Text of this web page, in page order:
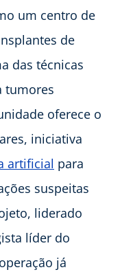
um centro de
de
das técnicas
tumores
oferece o
iniciativa
artificial para
suspeitas
liderado
líder do
já